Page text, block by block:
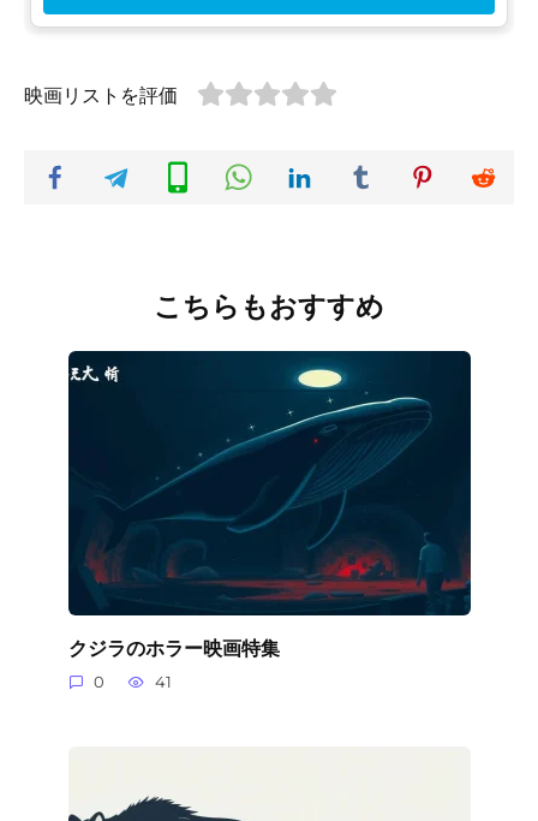
映画リストを評価
こちらもおすすめ
クジラのホラー映画特集
0 41